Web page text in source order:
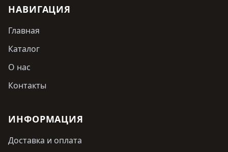
НАВИГАЦИЯ
Главная
Каталог
О нас
Контакты
ИНФОРМАЦИЯ
Доставка и оплата